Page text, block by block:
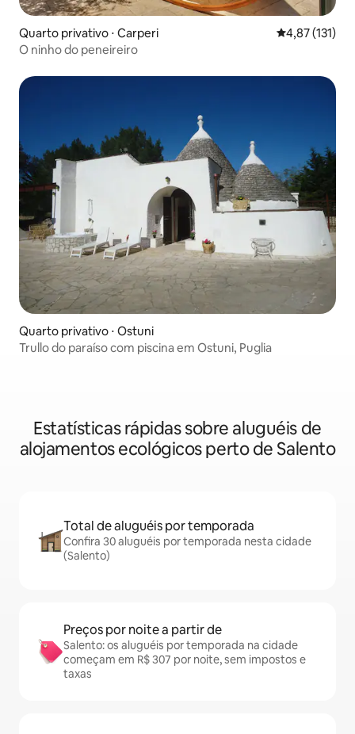
Quarto privativo ⋅ Carperi 4,87 de uma
4,87 (131)
O ninho do peneireiro
Quarto privativo ⋅ Ostuni
Trullo do paraíso com piscina em Ostuni, Puglia
Estatísticas rápidas sobre aluguéis de
alojamentos ecológicos perto de Salento
Total de aluguéis por temporada
Confira 30 aluguéis por temporada nesta cidade
(Salento)
Preços por noite a partir de
Salento: os aluguéis por temporada na cidade
começam em R$ 307 por noite, sem impostos e
taxas